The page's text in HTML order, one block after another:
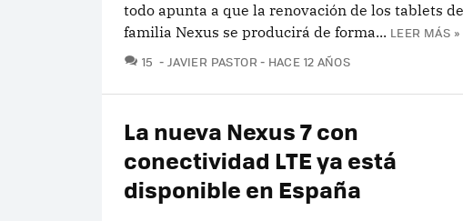
todo apunta a que la renovación de los tablets
familia Nexus se producirá de forma... LEER MÁS »
15 COMENTARIOS
JAVIER PASTOR HACE 12 AÑOS
La nueva Nexus 7 con
conectividad LTE ya está
disponible en España